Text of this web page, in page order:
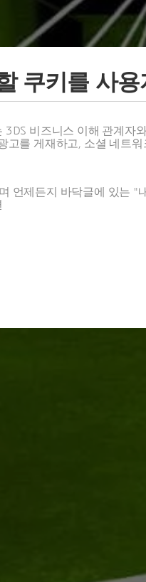
리플레
쿠키를 사
3DS 비즈니스 이해 관계자
고를 게재하고, 소셜 네트
언제든지 바닥글에 있는 "